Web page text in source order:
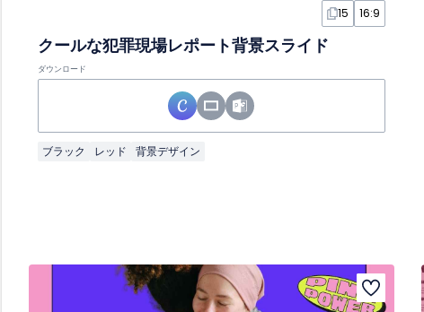
15 16:9
クールな犯罪現場レポート背景スライド
ダウンロード
ブラック レッド 背景デザイン